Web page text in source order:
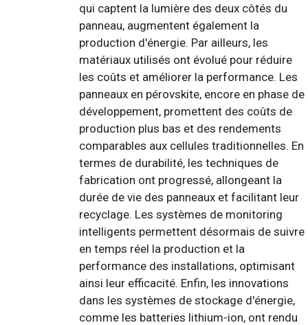
qui captent la lumière des deux côtés du
panneau, augmentent également la
production d'énergie. Par ailleurs, les
matériaux utilisés ont évolué pour réduire
les coûts et améliorer la performance. Les
panneaux en pérovskite, encore en phase de
développement, promettent des coûts de
production plus bas et des rendements
comparables aux cellules traditionnelles. En
termes de durabilité, les techniques de
fabrication ont progressé, allongeant la
durée de vie des panneaux et facilitant leur
recyclage. Les systèmes de monitoring
intelligents permettent désormais de suivre
en temps réel la production et la
performance des installations, optimisant
ainsi leur efficacité. Enfin, les innovations
dans les systèmes de stockage d'énergie,
comme les batteries lithium-ion, ont rendu